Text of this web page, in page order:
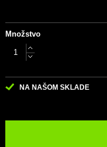
Množstvo
NA NAŠOM SKLADE